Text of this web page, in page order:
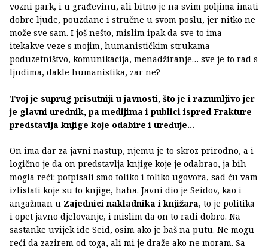
vozni park, i u građevinu, ali bitno je na svim poljima imati
dobre ljude, pouzdane i stručne u svom poslu, jer nitko ne
može sve sam. I još nešto, mislim ipak da sve to ima
itekakve veze s mojim, humanističkim strukama –
poduzetništvo, komunikacija, menadžiranje… sve je to rad s
ljudima, dakle humanistika, zar ne?
Tvoj je suprug prisutniji u javnosti, što je i razumljivo jer
je glavni urednik, pa medijima i publici ispred Frakture
predstavlja knjige koje odabire i uređuje…
On ima dar za javni nastup, njemu je to skroz prirodno, a i
logično je da on predstavlja knjige koje je odabrao, ja bih
mogla reći: potpisali smo toliko i toliko ugovora, sad ću vam
izlistati koje su to knjige, haha. Javni dio je Seidov, kao i
angažman u Zajednici nakladnika i knjižara, to je politika
i opet javno djelovanje, i mislim da on to radi dobro. Na
sastanke uvijek ide Seid, osim ako je baš na putu. Ne mogu
reći da zazirem od toga, ali mi je draže ako ne moram. Sa